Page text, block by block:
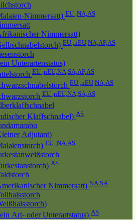
Nimmersatt) EU ,NA,AS
Nimmersatt)
EU ,nEU,NA,AF,AS
Unterartenstatus)
EU ,nEU,NA,SA,AF,AS
EU ,nEU,NA,AS
EU ,nEU,NA,SA,AS
Klaffschnabel) AS
Adjutant)
EU ,NA,AS
AS
Nimmersatt) NA,SA
Art- oder Unterartstatus) AS